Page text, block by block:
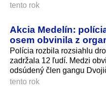
tento rok
Akcia Medelín:
osem obvinila z
Polícia rozbila rozsiahlu
zadržala 12 ľudí. Medzi
odsúdený člen gangu
tento rok